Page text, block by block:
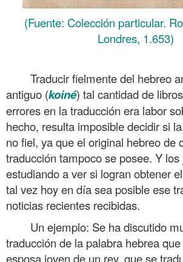
(Fuente: Colección particular.
Londres, 1.653)
Traducir fielmente del hebreo
antiguo (koiné) tal cantidad de
errores en la traducción era labor
hecho, resulta imposible decidir si
no fiel, ya que el original hebreo de
traducción tampoco se posee. Y
estudiando a ver si logran obtener
tal vez hoy en día sea posible ese
noticias recientes recibidas.
Un ejemplo: Se ha discutido
traducción de la palabra hebrea
esposa joven de un rey, que se